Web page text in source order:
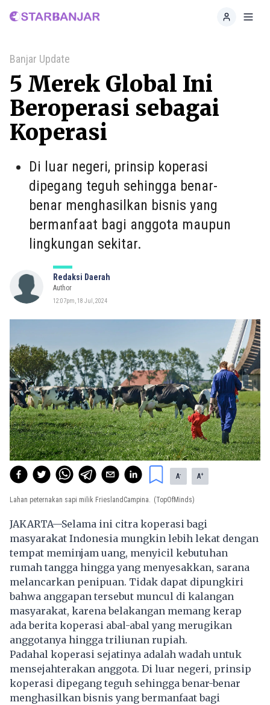
Home
Banjar Update
5 Merek Global Ini
Beroperasi sebagai
Koperasi
Di luar negeri, prinsip koperasi
dipegang teguh sehingga benar-
benar menghasilkan bisnis yang
bermanfaat bagi anggota maupun
lingkungan sekitar.
Redaksi Daerah
Author
12:07pm, 18 Jul, 2024
A- A+
Lahan peternakan sapi milik FrieslandCampina. (TopOfMinds)
JAKARTA—Selama ini citra koperasi bagi
masyarakat Indonesia mungkin lebih lekat dengan
tempat meminjam uang, menyicil kebutuhan
rumah tangga hingga yang menyesakkan, sarana
melancarkan penipuan. Tidak dapat dipungkiri
bahwa anggapan tersebut muncul di kalangan
masyarakat, karena belakangan memang kerap
ada berita koperasi abal-abal yang merugikan
anggotanya hingga triliunan rupiah.
Padahal koperasi sejatinya adalah wadah untuk
mensejahterakan anggota. Di luar negeri, prinsip
koperasi dipegang teguh sehingga benar-benar
menghasilkan bisnis yang bermanfaat bagi